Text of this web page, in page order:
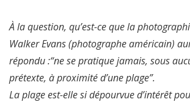
À la question, qu’est-ce que la
Walker Evans (photographe américain)
répondu :“ne se pratique jamais, sous
prétexte, à proximité d’une plage”.
La plage est-elle si dépourvue d’intérêt